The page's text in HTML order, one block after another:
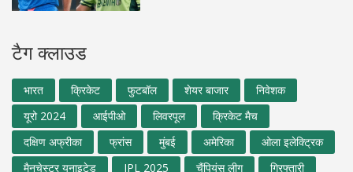
टैग क्लाउड
भारत क्रिकेट फुटबॉल शेयर बाजार
निवेशक
यूरो 2024
आईपीओ लिवरपूल
क्रिकेट मैच
दक्षिण अफ्रीका
फ्रांस मुंबई अमेरिका
ओला इलेक्ट्रिक
मैनचेस्टर यूनाइटेड
IPL 2025 चैंपियंस लीग गिरफ्तारी